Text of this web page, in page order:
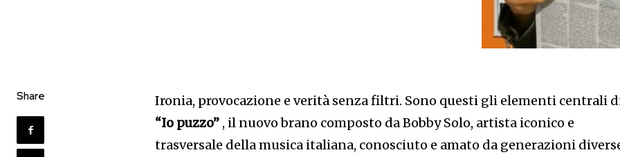
Share
Ironia, provocazione e verità senza filtri. Sono questi gli elementi centrali
“Io puzzo” , il nuovo brano composto da Bobby Solo, artista iconico e
trasversale della musica italiana, conosciuto e amato da generazioni